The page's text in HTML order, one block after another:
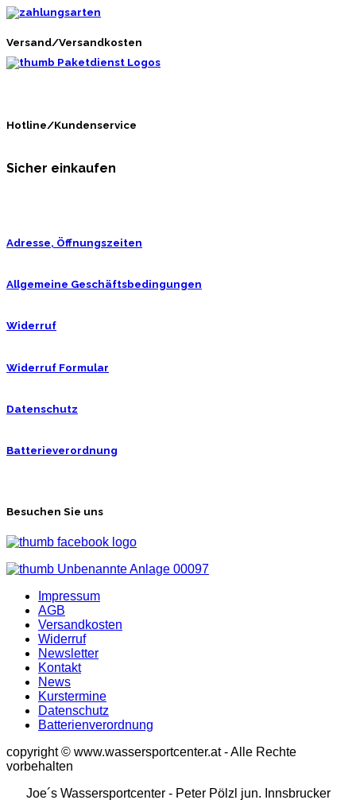
Versand/Versandkosten
Hotline/Kundenservice
Sicher einkaufen
Adresse, Öffnungszeiten
Allgemeine Geschäftsbedingungen
Widerruf
Widerruf Formular
Datenschutz
Batterieverordnung
Besuchen Sie uns
Impressum
AGB
Versandkosten
Widerruf
Newsletter
Kontakt
News
Kurstermine
Datenschutz
Batterienverordnung
copyright © www.wassersportcenter.at - Alle Rechte
vorbehalten
Joe´s Wassersportcenter - Peter Pölzl jun. Innsbrucker